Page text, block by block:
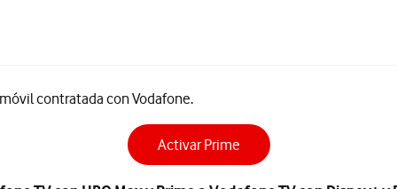
contratada con Vodafone.
Activar Prime